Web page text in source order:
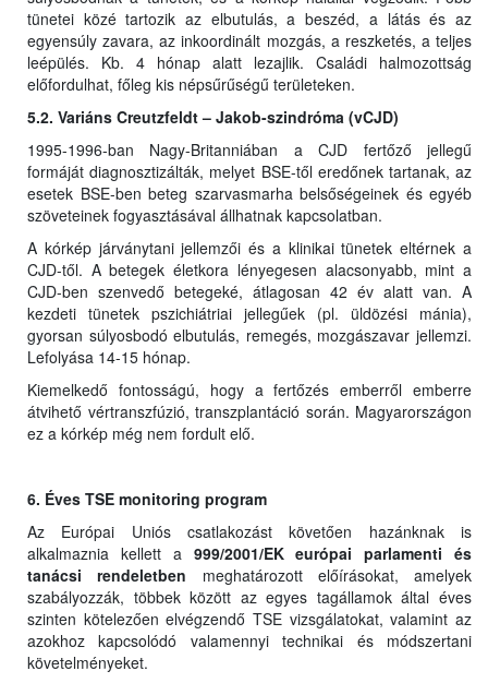
tünetei közé tartozik az elbutulás, a beszéd, a látás és az
egyensúly zavara, az inkoordinált mozgás, a reszketés, a teljes
leépülés. Kb. 4 hónap alatt lezajlik. Családi halmozottság
előfordulhat, főleg kis népsűrűségű területeken.
5.2. Variáns Creutzfeldt – Jakob-szindróma (vCJD)
1995-1996-ban Nagy-Britanniában a CJD fertőző jellegű
formáját diagnosztizálták, melyet BSE-től eredőnek tartanak, az
esetek BSE-ben beteg szarvasmarha belsőségeinek és egyéb
szöveteinek fogyasztásával állhatnak kapcsolatban.
A kórkép járványtani jellemzői és a klinikai tünetek eltérnek a
CJD-től. A betegek életkora lényegesen alacsonyabb, mint a
CJD-ben szenvedő betegeké, átlagosan 42 év alatt van. A
kezdeti tünetek pszichiátriai jellegűek (pl. üldözési mánia),
gyorsan súlyosbodó elbutulás, remegés, mozgászavar jellemzi.
Lefolyása 14-15 hónap.
Kiemelkedő fontosságú, hogy a fertőzés emberről emberre
átvihető vértranszfúzió, transzplantáció során. Magyarországon
ez a kórkép még nem fordult elő.
6. Éves TSE monitoring program
Az Európai Uniós csatlakozást követően hazánknak is
alkalmaznia kellett a 999/2001/EK európai parlamenti és
tanácsi rendeletben meghatározott előírásokat, amelyek
szabályozzák, többek között az egyes tagállamok által éves
szinten kötelezően elvégzendő TSE vizsgálatokat, valamint az
azokhoz kapcsolódó valamennyi technikai és módszertani
követelményeket.